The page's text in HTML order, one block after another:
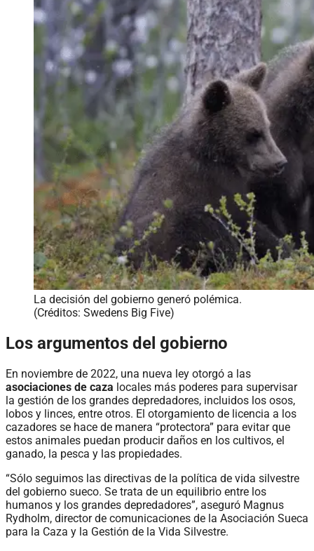
La decisión del gobierno generó polémica.
(Créditos: Swedens Big Five)
Los argumentos del gobierno
En noviembre de 2022, una nueva ley otorgó a las
asociaciones de caza locales más poderes para supervisar
la gestión de los grandes depredadores, incluidos los osos,
lobos y linces, entre otros. El otorgamiento de licencia a los
cazadores se hace de manera “protectora” para evitar que
estos animales puedan producir daños en los cultivos, el
ganado, la pesca y las propiedades.
“Sólo seguimos las directivas de la política de vida silvestre
del gobierno sueco. Se trata de un equilibrio entre los
humanos y los grandes depredadores”, aseguró Magnus
Rydholm, director de comunicaciones de la Asociación Sueca
para la Caza y la Gestión de la Vida Silvestre.